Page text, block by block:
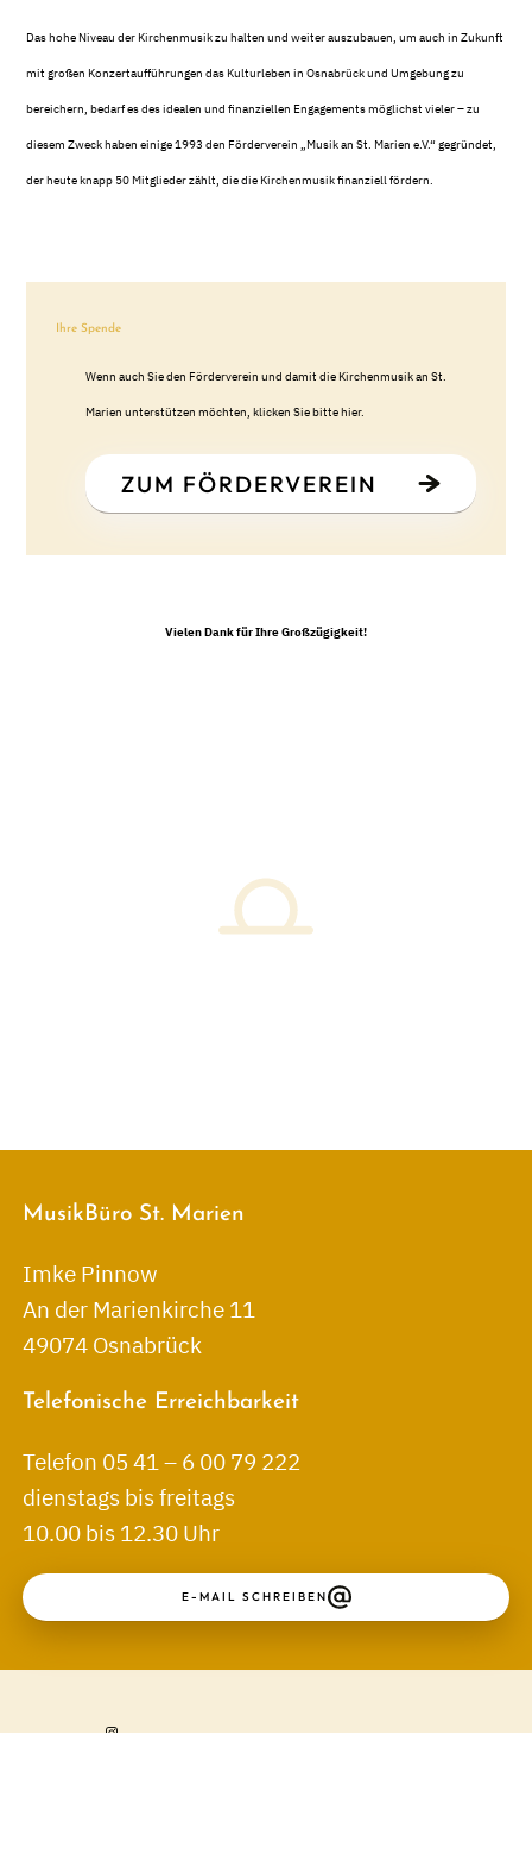
Das hohe Niveau der Kirchenmusik zu halten und weiter auszubauen, um auch in Zukunft
mit großen Konzertaufführungen das Kulturleben in Osnabrück und Umgebung zu
bereichern, bedarf es des idealen und finanziellen Engagements möglichst vieler – zu
diesem Zweck haben einige 1993 den Förderverein „Musik an St. Marien e.V.“ gegründet,
der heute knapp 50 Mitglieder zählt, die die Kirchenmusik finanziell fördern.
Ihre Spende
Wenn auch Sie den Förderverein und damit die Kirchenmusik an St.
Marien unterstützen möchten, klicken Sie bitte hier.
ZUM FÖRDERVEREIN
Vielen Dank für Ihre Großzügigkeit!
MusikBüro St. Marien
Imke Pinnow
An der Marienkirche 11
49074 Osnabrück
Telefonische Erreichbarkeit
Telefon 05 41 – 6 00 79 222
dienstags bis freitags
10.00 bis 12.30 Uhr
E-MAIL SCHREIBEN